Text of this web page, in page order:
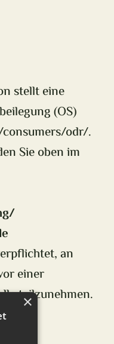
stellt eine
(OS)
odr/.
Sie oben im
an
einer
teilzunehmen.
×